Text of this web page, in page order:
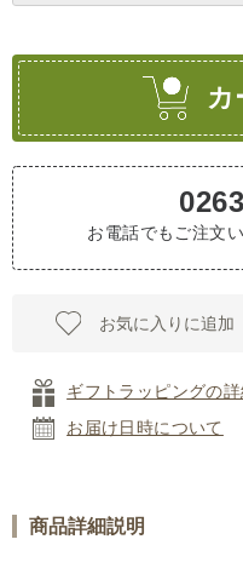
カ
お電話でもご注文
お気に入りに追加
ギフトラッピングの詳
お届け日時について
商品詳細説明